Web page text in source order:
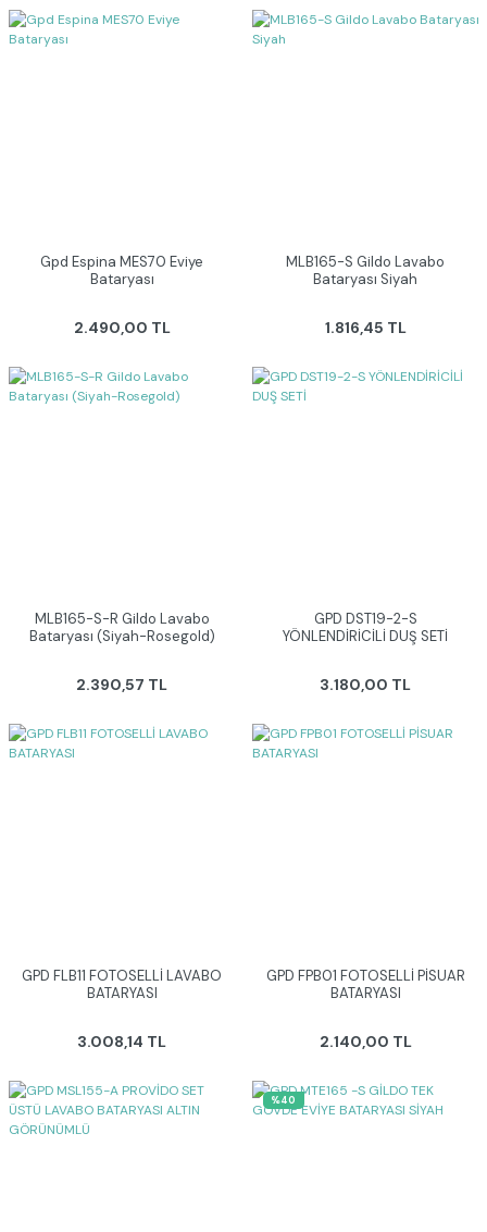
Gpd Espina MES70 Eviye
Bataryası
2.490,00 TL
MLB165-S Gildo Lavabo
Bataryası Siyah
1.816,45 TL
MLB165-S-R Gildo Lavabo
Bataryası (Siyah-Rosegold)
2.390,57 TL
GPD DST19-2-S
YÖNLENDİRİCİLİ DUŞ SETİ
3.180,00 TL
GPD FLB11 FOTOSELLİ LAVABO
BATARYASI
3.008,14 TL
GPD FPB01 FOTOSELLİ PİSUAR
BATARYASI
2.140,00 TL
%40